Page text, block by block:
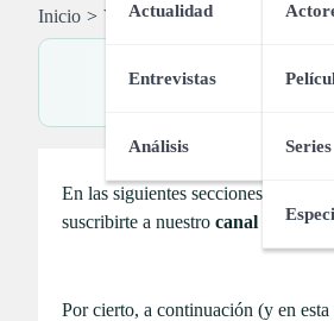
Actualidad
Entrevistas
Análisis Series
Inicio Vídeos Vídeos de Temas
En las siguientes secciones te
suscribirte a nuestro canal de
Por cierto, a continuación (y en